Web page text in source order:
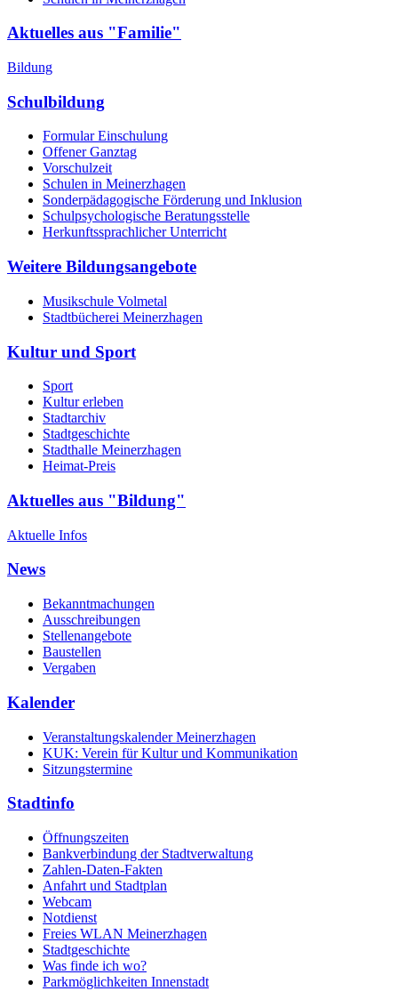
Aktuelles aus "Familie"
Bildung
Schulbildung
Formular Einschulung
Offener Ganztag
Vorschulzeit
Schulen in Meinerzhagen
Sonderpädagogische Förderung und Inklusion
Schulpsychologische Beratungsstelle
Herkunftssprachlicher Unterricht
Weitere Bildungsangebote
Musikschule Volmetal
Stadtbücherei Meinerzhagen
Kultur und Sport
Sport
Kultur erleben
Stadtarchiv
Stadtgeschichte
Stadthalle Meinerzhagen
Heimat-Preis
Aktuelles aus "Bildung"
Aktuelle Infos
News
Bekanntmachungen
Ausschreibungen
Stellenangebote
Baustellen
Vergaben
Kalender
Veranstaltungskalender Meinerzhagen
KUK: Verein für Kultur und Kommunikation
Sitzungstermine
Stadtinfo
Öffnungszeiten
Bankverbindung der Stadtverwaltung
Zahlen-Daten-Fakten
Anfahrt und Stadtplan
Webcam
Notdienst
Freies WLAN Meinerzhagen
Stadtgeschichte
Was finde ich wo?
Parkmöglichkeiten Innenstadt